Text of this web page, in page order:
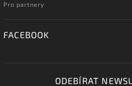
Pro partnery
FACEBOOK
ODEBÍRAT